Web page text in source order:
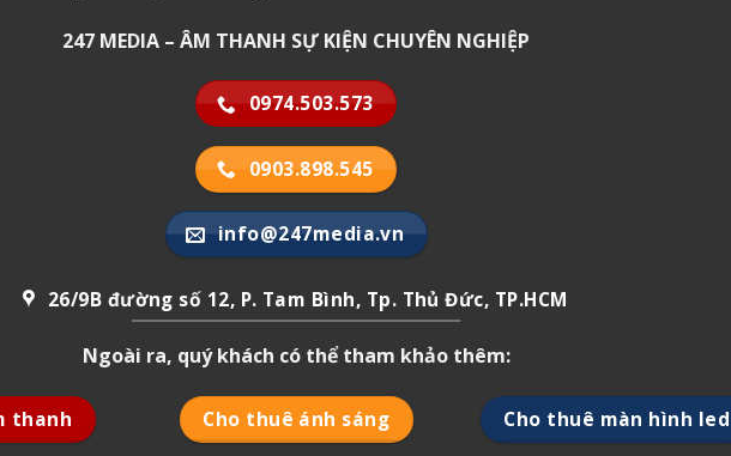
247 MEDIA – ÂM THANH SỰ KIỆN CHUYÊN NGHIỆP
0974.503.573
0903.898.545
info@247media.vn
26/9B đường số 12, P. Tam Bình, Tp. Thủ Đức, TP.HCM
Ngoài ra, quý khách có thể tham khảo thêm:
thanh Cho thuê ánh sáng Cho thuê màn hình led